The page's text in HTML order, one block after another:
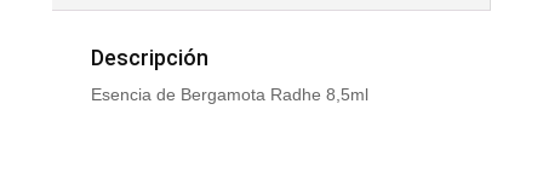
Descripción
Esencia de Bergamota Radhe 8,5ml